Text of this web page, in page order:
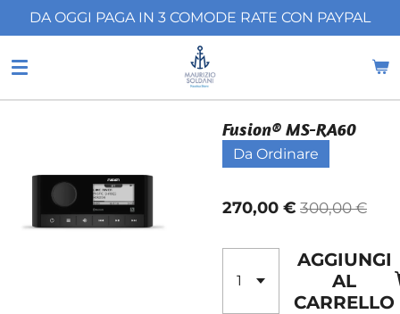
al
contenuto
DA OGGI PAGA IN 3 COMODE RATE CON PAYPAL
Fusion® MS-RA60
Da Ordinare
270,00 € 300,00 €
AGGIUNGI
AL
CARRELLO